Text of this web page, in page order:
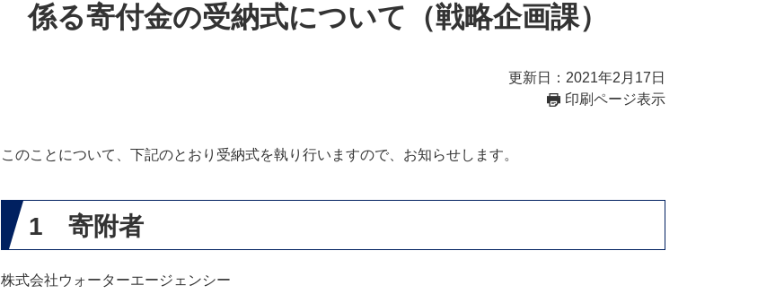
係る寄付金の受納式について（戦略企画課）
更新日：2021年2月17日
印刷ページ表示
このことについて、下記のとおり受納式を執り行いますので、お知らせします。
1 寄附者
株式会社ウォーターエージェンシー